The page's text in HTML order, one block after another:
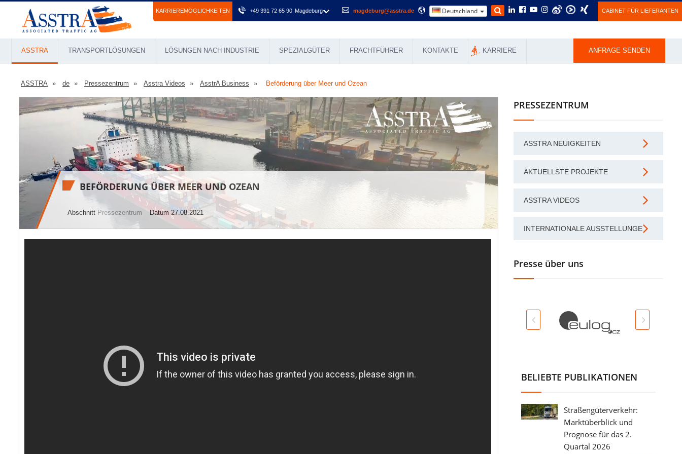
KARRIEREMÖGLICHKEITEN +49 391 72 65 90 Magdeburg magdeburg@asstra.de Deutschland CABINET FÜR LIEFERANTEN
ASSTRA TRANSPORTLÖSUNGEN LÖSUNGEN NACH INDUSTRIE SPEZIALGÜTER FRACHTFÜHRER KONTAKTE KARRIERE ANFRAGE SENDEN
ASSTRA de Pressezentrum Asstra Videos AsstrA Business Beförderung über Meer und Ozean
BEFÖRDERUNG ÜBER MEER UND OZEAN
Abschnitt Pressezentrum Datum 27.08.2021
PRESSEZENTRUM
ASSTRA NEUIGKEITEN
AKTUELLSTE PROJEKTE
ASSTRA VIDEOS
INTERNATIONALE AUSSTELLUNGEN
Presse über uns
BELIEBTE PUBLIKATIONEN
Straßengüterverkehr:
Marktüberblick und
Prognose für das 2.
Quartal 2026